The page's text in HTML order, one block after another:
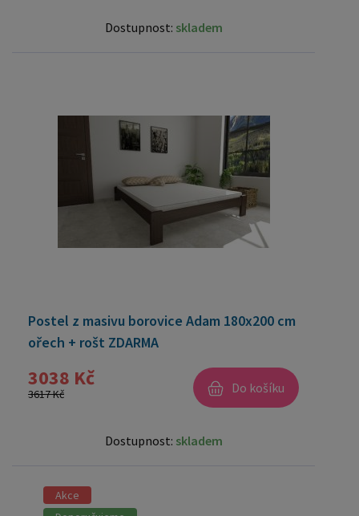
Dostupnost: skladem
Postel z masivu borovice Adam 180x200 cm
ořech + rošt ZDARMA
3038 Kč
3617 Kč Do košíku
Dostupnost: skladem
Akce